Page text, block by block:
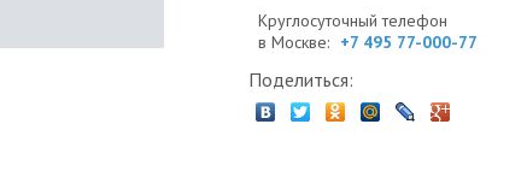
Круглосуточный телефон
в Москве: +7 495 77-000-77
Поделиться: